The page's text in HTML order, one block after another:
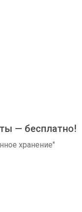
— бесплатно!
хранение"